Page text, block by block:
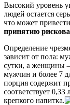
Высокий уровень
людей остается
что может привести
принятию
Определение
зависит от пола:
сутки, а женщины
мужчин и более 7
порция содержит
соответствует
крепкого напитка.